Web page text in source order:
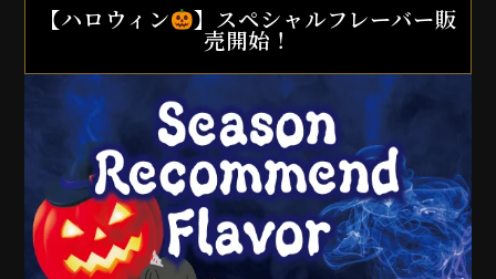
【ハロウィン 】スペシャルフレーバー販
売開始！